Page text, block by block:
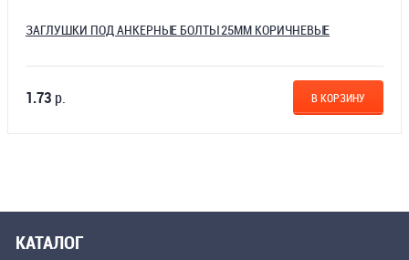
ЗАГЛУШКИ ПОД АНКЕРНЫЕ БОЛТЫ 25ММ КОРИЧНЕВЫЕ
1.73 р. В КОРЗИНУ
КАТАЛОГ